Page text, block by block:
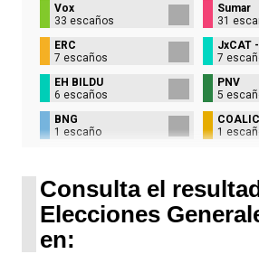
Vox
33 escaños
Sumar
31
ERC
7 escaños
JxCAT
7
EH BILDU
6 escaños
PNV
5
BNG
1 escaño
1
Consulta el
Elecciones
en: